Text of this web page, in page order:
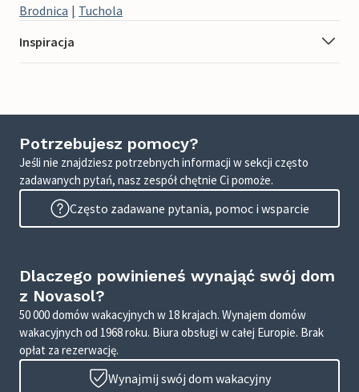
Brodnica
Tuchola
Inspiracja
Potrzebujesz pomocy?
Jeśli nie znajdziesz potrzebnych informacji w sekcji często
zadawanych pytań, nasz zespół chętnie Ci pomoże.
Często zadawane pytania, pomoc i wsparcie
Dlaczego powinieneś wynająć swój dom
z Novasol?
50 000 domów wakacyjnych w 18 krajach. Wynajem domów
wakacyjnych od 1968 roku. Biura obsługi w całej Europie. Brak
opłat za rezerwację.
Wynajmij swój dom wakacyjny